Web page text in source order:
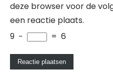
deze browser voor de
een reactie plaats.
9 − = 6